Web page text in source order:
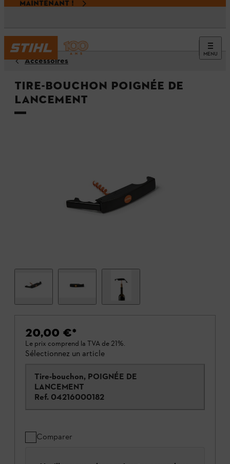
MAINTENANT !
MENU
Accessoires
Tire-bouchon POIGNÉE DE
LANCEMENT
20,00 €*
Le prix comprend la TVA de 21%.
Sélectionnez un article
Tire-bouchon, POIGNÉE DE
LANCEMENT
Ref. 04216000182
Comparer